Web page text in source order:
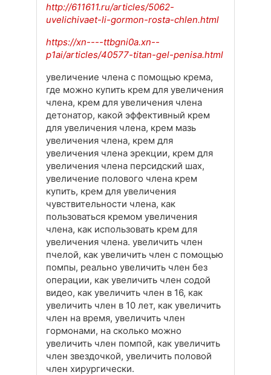
http://611611.ru/articles/5062-
uvelichivaet-li-gormon-rosta-chlen.html
https://xn----ttbgni0a.xn--
p1ai/articles/40577-titan-gel-penisa.html
увеличение члена с помощью крема,
где можно купить крем для увеличения
члена, крем для увеличения члена
детонатор, какой эффективный крем
для увеличения члена, крем мазь
увеличения члена, крем для
увеличения члена эрекции, крем для
увеличения члена персидский шах,
увеличение полового члена крем
купить, крем для увеличения
чувствительности члена, как
пользоваться кремом увеличения
члена, как использовать крем для
увеличения члена. увеличить член
пчелой, как увеличить член с помощью
помпы, реально увеличить член без
операции, как увеличить член содой
видео, как увеличить член в 16, как
увеличить член в 10 лет, как увеличить
член на время, увеличить член
гормонами, на сколько можно
увеличить член помпой, как увеличить
член звездочкой, увеличить половой
член хирургически.